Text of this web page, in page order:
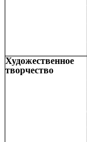
Художественное
творчество